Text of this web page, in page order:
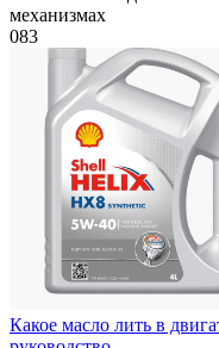
механизмах
083
Какое масло лить в